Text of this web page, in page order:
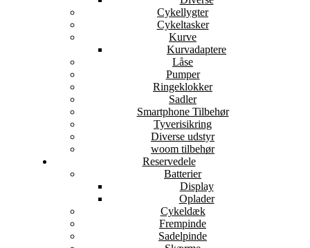
Cykellygter
Cykeltasker
Kurve
Kurvadaptere
Låse
Pumper
Ringeklokker
Sadler
Smartphone Tilbehør
Tyverisikring
Diverse udstyr
woom tilbehør
Reservedele
Batterier
Display
Oplader
Cykeldæk
Frempinde
Sadelpinde